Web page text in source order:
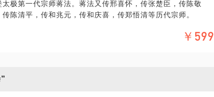
极第一代宗师蒋法。蒋法又传邢喜怀，传张楚臣，传陈敬
陈清平，传和兆元，传和庆喜，传郑悟清等历代宗师。
极拳家的长时期的传习，随着身传口授，前辈宗师在教学中
步法与姿势，大大增加技击实用内容，并使架式更顺其自
￥599